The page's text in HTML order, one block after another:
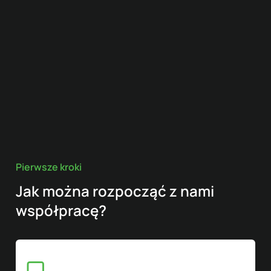
Pierwsze kroki
Jak można rozpocząć z nami
współpracę?